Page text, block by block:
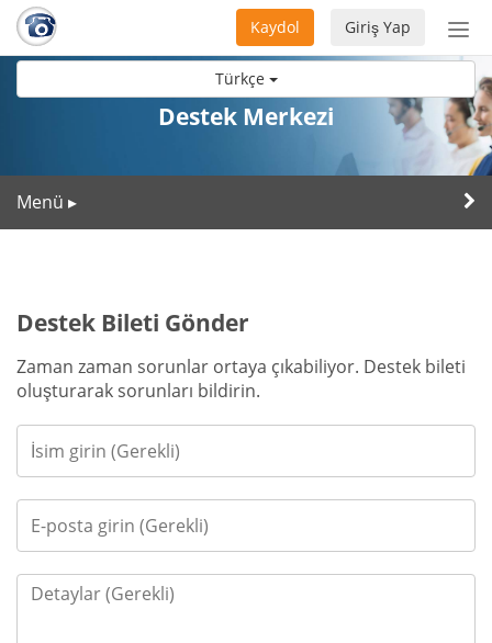
Türkçe
aç/
Giriş Yap
Kaydol
Destek Merkezi
Menü ▸
Destek Bileti Gönder
Zaman zaman sorunlar ortaya çıkabiliyor. Destek bileti
oluşturarak sorunları bildirin.